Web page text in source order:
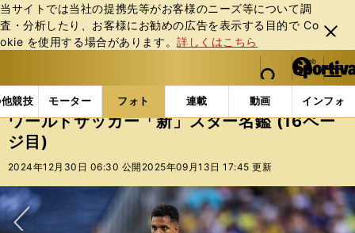
当サイトでは当社の提携先等がお客様のニーズ等について調
査・分析したり、お客様にお勧めの広告を表⽰する⽬的で Co
okie を使⽤する場合があります。詳しくはこちら
閉じ
る
web Sportiva (webスポルティーバ)
検索
マイペ
ー
ジ
メニュ
競技 モーター フォト 連載 動画 インフォ
b
ス
ポ
ル
ー
バ
フォトギャラリー コラムフォト ワールドサッカー
ワールドサッカー「新」スター名鑑 (16ペー
ジ目)
2024年12月30日 06:30 公開 2025年09月13日 17:45 更新